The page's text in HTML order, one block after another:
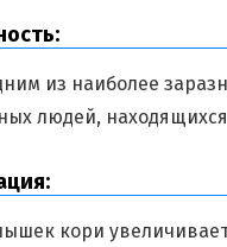
из наиболее
людей,
кори